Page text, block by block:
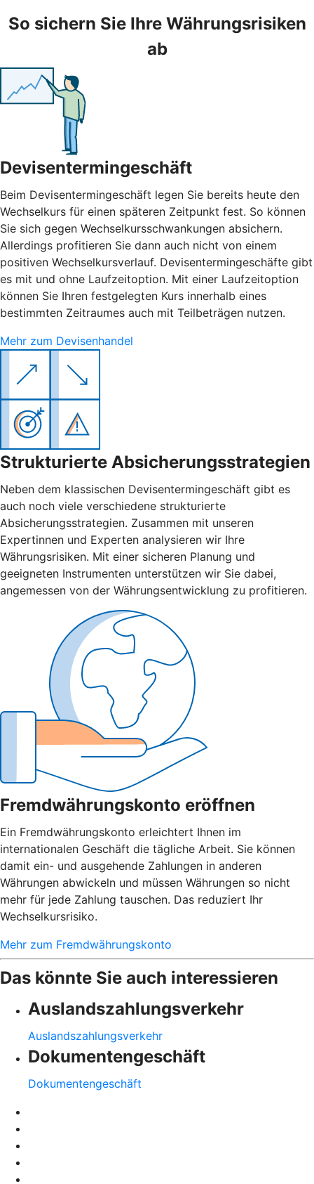
So sichern Sie Ihre Währungsrisiken
ab
Devisentermingeschäft
Beim Devisentermingeschäft legen Sie bereits heute den
Wechselkurs für einen späteren Zeitpunkt fest. So können
Sie sich gegen Wechselkursschwankungen absichern.
Allerdings profitieren Sie dann auch nicht von einem
positiven Wechselkursverlauf. Devisentermingeschäfte gibt
es mit und ohne Laufzeitoption. Mit einer Laufzeitoption
können Sie Ihren festgelegten Kurs innerhalb eines
bestimmten Zeitraumes auch mit Teilbeträgen nutzen.
Mehr zum Devisenhandel
Strukturierte Absicherungsstrategien
Neben dem klassischen Devisentermingeschäft gibt es
auch noch viele verschiedene strukturierte
Absicherungsstrategien. Zusammen mit unseren
Expertinnen und Experten analysieren wir Ihre
Währungsrisiken. Mit einer sicheren Planung und
geeigneten Instrumenten unterstützen wir Sie dabei,
angemessen von der Währungsentwicklung zu profitieren.
Fremdwährungskonto eröffnen
Ein Fremdwährungskonto erleichtert Ihnen im
internationalen Geschäft die tägliche Arbeit. Sie können
damit ein- und ausgehende Zahlungen in anderen
Währungen abwickeln und müssen Währungen so nicht
mehr für jede Zahlung tauschen. Das reduziert Ihr
Wechselkursrisiko.
Mehr zum Fremdwährungskonto
Das könnte Sie auch interessieren
Auslandszahlungsverkehr
Auslandszahlungsverkehr
Dokumentengeschäft
Dokumentengeschäft